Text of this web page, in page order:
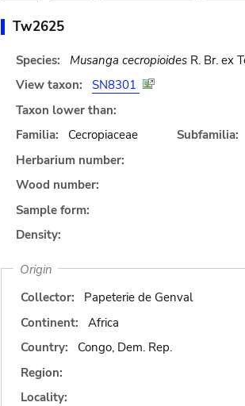
Tw2625
Species: Musanga cecropioidesR. Br. ex
View taxon:
SN8301
Taxon lower than:
Familia:
Cecropiaceae
Subfamilia:
Herbarium number:
Wood number:
Sample form:
Density:
Origin
Collector:
Papeterie de Genval
Continent:
Africa
Country:
Congo, Dem. Rep.
Region:
Locality: